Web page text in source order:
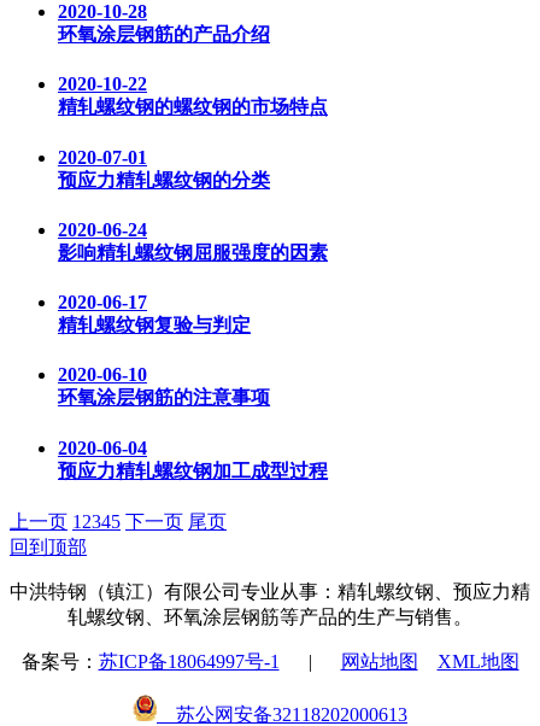
2020-10-28
环氧涂层钢筋的产品介绍
2020-10-22
精轧螺纹钢的螺纹钢的市场特点
2020-07-01
预应力精轧螺纹钢的分类
2020-06-24
影响精轧螺纹钢屈服强度的因素
2020-06-17
精轧螺纹钢复验与判定
2020-06-10
环氧涂层钢筋的注意事项
2020-06-04
预应力精轧螺纹钢加工成型过程
上一页 1 2345 下一页 尾页
回到顶部
中洪特钢（镇江）有限公司专业从事：精轧螺纹钢、预应力精
轧螺纹钢、环氧涂层钢筋等产品的生产与销售。
备案号： 苏ICP备18064997号-1 | 网站地图 XML地图
苏公网安备32118202000613